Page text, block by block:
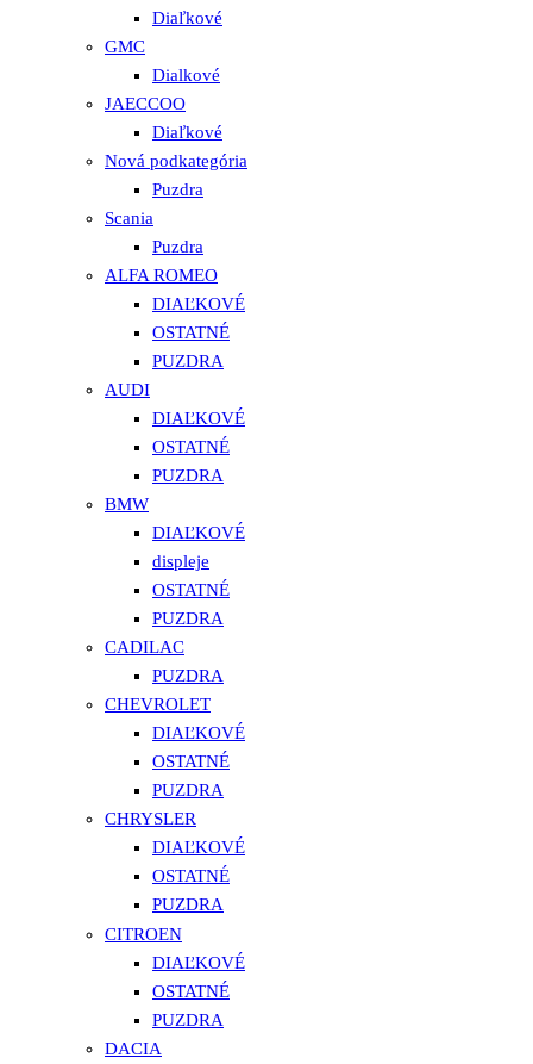
Diaľkové
GMC
Dialkové
JAECCOO
Diaľkové
Nová podkategória
Puzdra
Scania
Puzdra
ALFA ROMEO
DIAĽKOVÉ
OSTATNÉ
PUZDRA
AUDI
DIAĽKOVÉ
OSTATNÉ
PUZDRA
BMW
DIAĽKOVÉ
displeje
OSTATNÉ
PUZDRA
CADILAC
PUZDRA
CHEVROLET
DIAĽKOVÉ
OSTATNÉ
PUZDRA
CHRYSLER
DIAĽKOVÉ
OSTATNÉ
PUZDRA
CITROEN
DIAĽKOVÉ
OSTATNÉ
PUZDRA
DACIA